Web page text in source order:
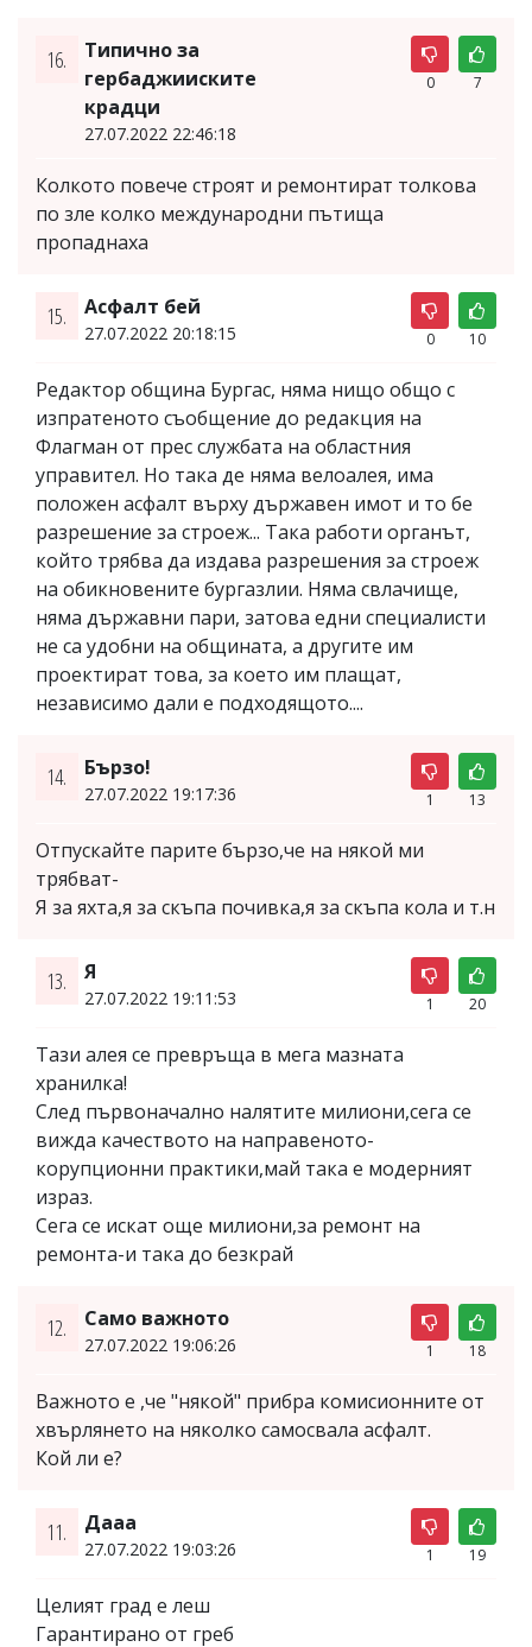
16.
Типично за
гербаджииските
крадци
27.07.2022 22:46:18
0 7
Колкото повече строят и ремонтират толкова
по зле колко международни пътища
пропаднаха
15. Асфалт бей
27.07.2022 20:18:15 0 10
Редактор община Бургас, няма нищо общо с
изпратеното съобщение до редакция на
Флагман от прес службата на областния
управител. Но така де няма велоалея, има
положен асфалт върху държавен имот и то бе
разрешение за строеж... Така работи органът,
който трябва да издава разрешения за строеж
на обикновените бургазлии. Няма свлачище,
няма държавни пари, затова едни специалисти
не са удобни на общината, а другите им
проектират това, за което им плащат,
независимо дали е подходящото....
14. Бързо!
27.07.2022 19:17:36 1 13
Отпускайте парите бързо,че на някой ми
трябват-
Я за яхта,я за скъпа почивка,я за скъпа кола и т.н
13. Я
27.07.2022 19:11:53 1 20
Тази алея се превръща в мега мазната
хранилка!
След първоначално налятите милиони,сега се
вижда качеството на направеното-
корупционни практики,май така е модерният
израз.
Сега се искат още милиони,за ремонт на
ремонта-и така до безкрай
12. Само важното
27.07.2022 19:06:26 1 18
Важното е ,че "някой" прибра комисионните от
хвърлянето на няколко самосвала асфалт.
Кой ли е?
11. Дааа
27.07.2022 19:03:26 1 19
Целият град е леш
Гарантирано от греб